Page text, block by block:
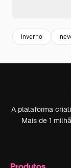
inverno
A plataforma
Mais de 1